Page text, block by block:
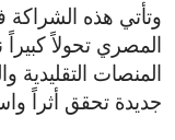
وتأتي هذه
المصري تحولاً كبيراً
المنصات التقليدية
جديدة تحقق أثراً